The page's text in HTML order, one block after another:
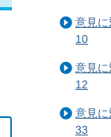
意見に
10
意見に
12
意見に
33